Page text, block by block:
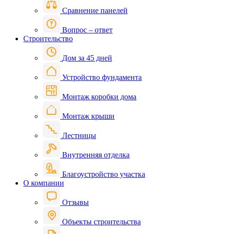
Сравнение панелей
Вопрос – ответ
Строительство
Дом за 45 дней
Устройство фундамента
Монтаж коробки дома
Монтаж крыши
Лестницы
Внутренняя отделка
Благоустройство участка
О компании
Отзывы
Объекты строительства